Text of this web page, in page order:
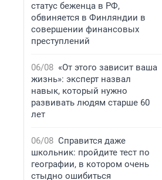
статус беженца в РФ,
обвиняется в Финляндии в
совершении финансовых
преступлений
06/08 «От этого зависит ваша
жизнь»: эксперт назвал
навык, который нужно
развивать людям старше 60
лет
06/08 Справится даже
школьник: пройдите тест по
географии, в котором очень
стыдно ошибиться